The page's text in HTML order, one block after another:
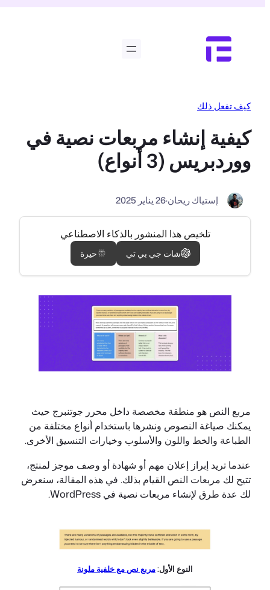
كيف تفعل ذلك
كيفية إنشاء مربعات نصية في
ووردبريس (3 أنواع)
إستياك ريحان·26 يناير 2025
تلخيص هذا المنشور بالذكاء الاصطناعي
شات جي بي تي حيرة
مربع النص هو منطقة مخصصة داخل محرر جوتنبرج حيث
يمكنك صياغة النصوص ونشرها باستخدام أنواع مختلفة من
الطباعة والخط واللون والأسلوب وخيارات التنسيق الأخرى.
عندما تريد إبراز إعلان مهم أو شهادة أو وصف موجز لمنتج،
تتيح لك مربعات النص القيام بذلك. في هذه المقالة، سنعرض
لك عدة طرق لإنشاء مربعات نصية في WordPress.
النوع الأول:مربع نص مع خلفية ملونة